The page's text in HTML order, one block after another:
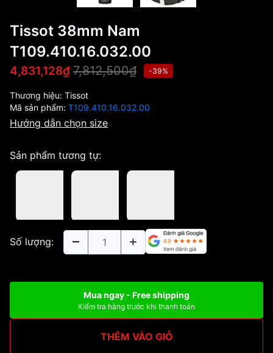
Tissot 38mm Nam
T109.410.16.032.00
4,831,128₫ 7,812,500₫ -39%
Thương hiệu: Tissot
Mã sản phẩm: T109.410.16.032.00
Hướng dẫn chọn size
Sản phẩm tương tự:
Số lượng:
Mua ngay - Free shipping
Kiểm tra hàng trước khi thanh toán
THÊM VÀO GIỎ